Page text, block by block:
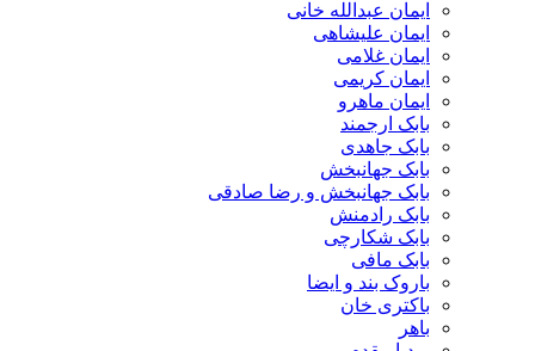
ایمان عبدالله خانی
ایمان علیشاهی
ایمان غلامی
ایمان کریمی
ایمان ماهرو
بابک ارجمند
بابک جاهدی
بابک جهانبخش
بابک جهانبخش و رضا صادقی
بابک رادمنش
بابک شکارچی
بابک مافی
باروک بند و ایضا
باکتری خان
باهر